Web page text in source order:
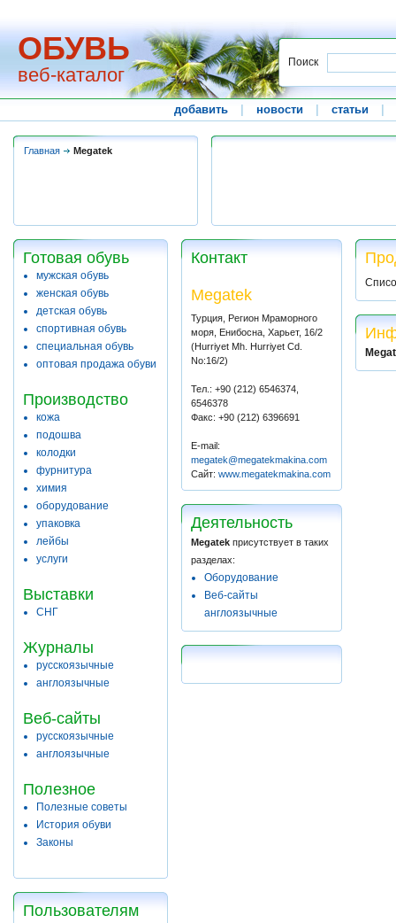
ОБУВЬ
веб-каталог
Поиск
добавить новости статьи
Главная Megatek
Готовая обувь
мужская обувь
женская обувь
детская обувь
спортивная обувь
специальная обувь
оптовая продажа обуви
Производство
кожа
подошва
колодки
фурнитура
химия
оборудование
упаковка
лейбы
услуги
Выставки
СНГ
Журналы
русскоязычные
англоязычные
Веб-сайты
русскоязычные
англоязычные
Полезное
Полезные советы
История обуви
Законы
Пользователям
Контакт
Megatek
Турция, Регион Мраморного
моря, Енибосна, Харьет, 16/2
(Hurriyet Mh. Hurriyet Cd.
No:16/2)
Тел.: +90 (212) 6546374,
6546378
Факс: +90 (212) 6396691
E-mail:
megatek@megatekmakina.com
Сайт: www.megatekmakina.com
Деятельность
Megatek присутствует в таких
разделах:
Оборудование
Веб-сайты
англоязычные